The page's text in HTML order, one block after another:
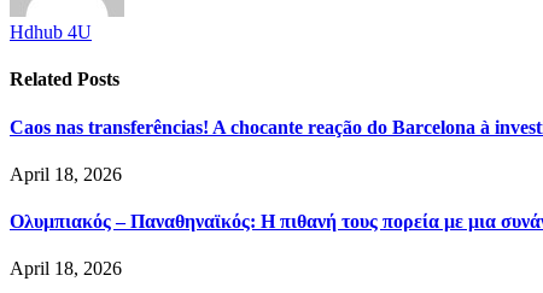
Hdhub 4U
Related Posts
Caos nas transferências! A chocante reação do Barcelona à
April 18, 2026
Ολυμπιακός – Παναθηναϊκός: Η πιθανή τους πορεία με μια
April 18, 2026